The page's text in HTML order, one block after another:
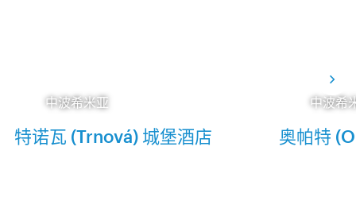
中波希米亚
特诺瓦 (Trnová) 城堡酒店
中波希
奥帕特